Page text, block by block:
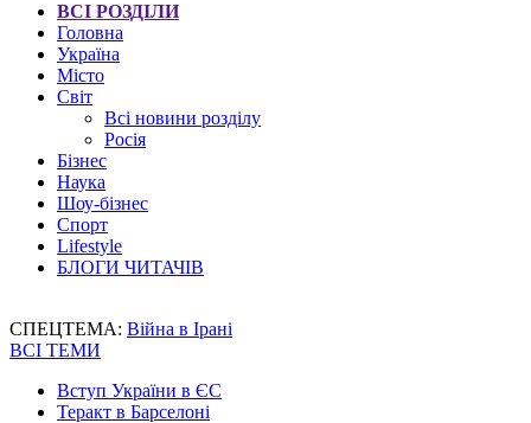
ВСІ РОЗДІЛИ
Головна
Україна
Місто
Світ
Всі новини розділу
Росія
Бізнес
Наука
Шоу-бізнес
Спорт
Lifestyle
БЛОГИ ЧИТАЧІВ
СПЕЦТЕМА: Війна в Ірані
ВСІ ТЕМИ
Вступ України в ЄС
Теракт в Барселоні